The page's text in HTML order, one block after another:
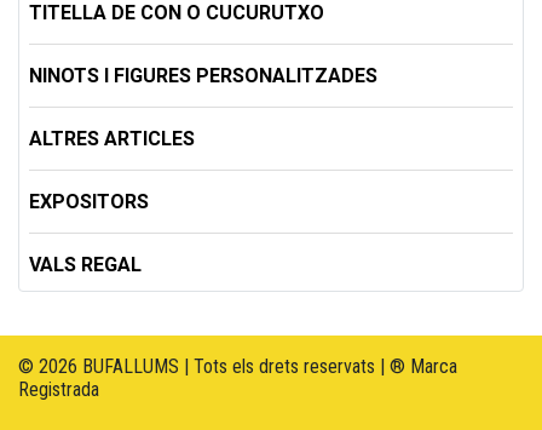
TITELLA DE CON O CUCURUTXO
NINOTS I FIGURES PERSONALITZADES
ALTRES ARTICLES
EXPOSITORS
VALS REGAL
© 2026 BUFALLUMS | Tots els drets reservats | ® Marca
Registrada